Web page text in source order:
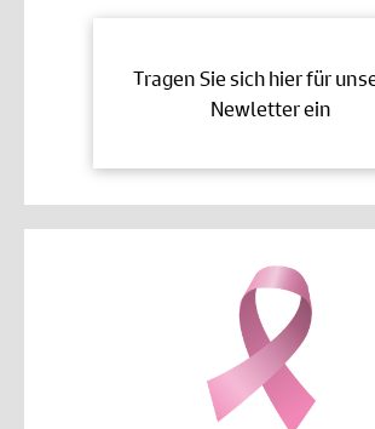
Tragen Sie sich hier für
Newletter ein